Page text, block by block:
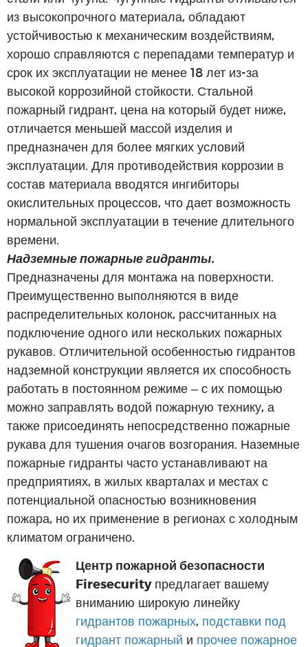
из высокопрочного материала, обладают
устойчивостью к механическим воздействиям,
хорошо справляются с перепадами температур и
срок их эксплуатации не менее 18 лет из-за
высокой коррозийной стойкости. Стальной
пожарный гидрант, цена на который будет ниже,
отличается меньшей массой изделия и
предназначен для более мягких условий
эксплуатации. Для противодействия коррозии в
состав материала вводятся ингибиторы
окислительных процессов, что дает возможность
нормальной эксплуатации в течение длительного
времени.
Надземные пожарные гидранты.
Предназначены для монтажа на поверхности.
Преимущественно выполняются в виде
распределительных колонок, рассчитанных на
подключение одного или нескольких пожарных
рукавов. Отличительной особенностью гидрантов
надземной конструкции является их способность
работать в постоянном режиме – с их помощью
можно заправлять водой пожарную технику, а
также присоединять непосредственно пожарные
рукава для тушения очагов возгорания. Наземные
пожарные гидранты часто устанавливают на
предприятиях, в жилых кварталах и местах с
потенциальной опасностью возникновения
пожара, но их применение в регионах с холодным
климатом ограничено.
Центр пожарной безопасности
Firesecurityпредлагает вашему
вниманию широкую линейку
гидрантов пожарных, подставки под
гидрант пожарный и прочее пожарное